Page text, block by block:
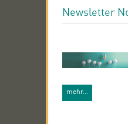
Newsletter
mehr…